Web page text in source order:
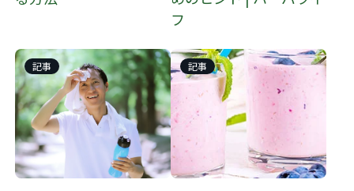
フ
記事 記事